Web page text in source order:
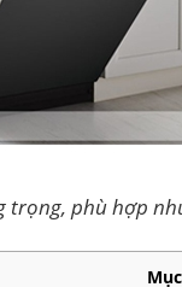
trọng, phù hợp